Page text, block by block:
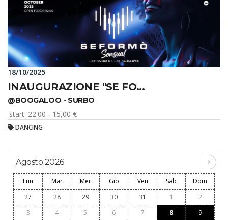
18/10/2025
INAUGURAZIONE "SE FO...
@BOOGALOO - SURBO
start: 22:00 - 15,00 €
DANCING
Agosto 2026
Lun Mar Mer Gio Ven Sab
Dom
27
28 29 30 31 1
2
3
4 5 6 7 8
9